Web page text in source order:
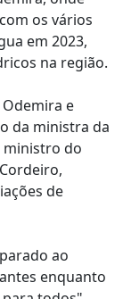
os vários
em 2023,
na região.
e
da ministra da
ministro do
de
ao
enquanto